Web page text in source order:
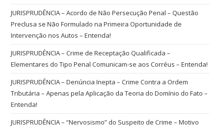
JURISPRUDÊNCIA – Acordo de Não Persecução Penal – Questão
Preclusa se Não Formulado na Primeira Oportunidade de
Intervenção nos Autos – Entenda!
JURISPRUDÊNCIA – Crime de Receptação Qualificada –
Elementares do Tipo Penal Comunicam-se aos Corréus – Entenda!
JURISPRUDÊNCIA – Denúncia Inepta – Crime Contra a Ordem
Tributária – Apenas pela Aplicação da Teoria do Domínio do Fato –
Entenda!
JURISPRUDÊNCIA – “Nervosismo” do Suspeito de Crime – Motivo